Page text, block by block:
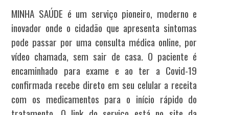
MINHA SAÚDE é um serviço pioneiro, moderno e
inovador onde o cidadão que apresenta sintomas
pode passar por uma consulta médica online, por
vídeo chamada, sem sair de casa. O paciente é
encaminhado para exame e ao ter a Covid-19
confirmada recebe direto em seu celular a receita
com os medicamentos para o início rápido do